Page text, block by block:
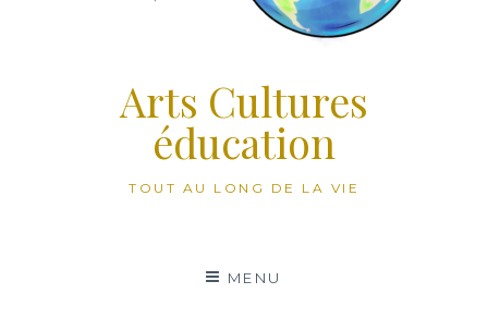
Arts Cultures
éducation
TOUT AU LONG DE LA VIE
MENU